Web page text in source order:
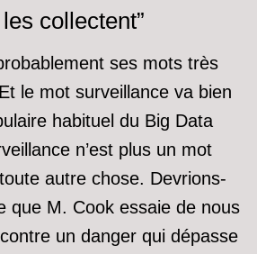
collectent”
ses mots très
le mot surveillance va bien
habituel du Big Data
n’est plus un mot
autre chose. Devrions-
que M. Cook essaie de nous
un danger qui dépasse